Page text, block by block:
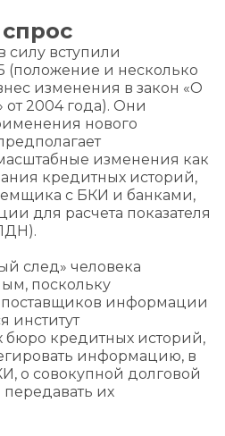
силу вступили
(положение и несколько
изменения в закон «О
от 2004 года). Они
нового
изменения как
кредитных историй,
с БКИ и банками,
для расчета показателя
след» человека
поскольку
информации
институт
кредитных историй,
информацию, в
о совокупной долговой
их